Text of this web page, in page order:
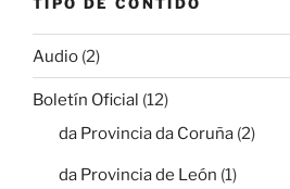
Audio (2)
Boletín Oficial (12)
da Provincia da Coruña (2)
da Provincia de León (1)